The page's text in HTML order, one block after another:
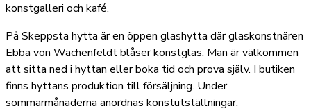
konstgalleri och kafé.
På Skeppsta hytta är en öppen glashytta där glaskonstnären
Ebba von Wachenfeldt blåser konstglas. Man är välkommen
att sitta ned i hyttan eller boka tid och prova själv. I butiken
finns hyttans produktion till försäljning. Under
sommarmånaderna anordnas konstutställningar.